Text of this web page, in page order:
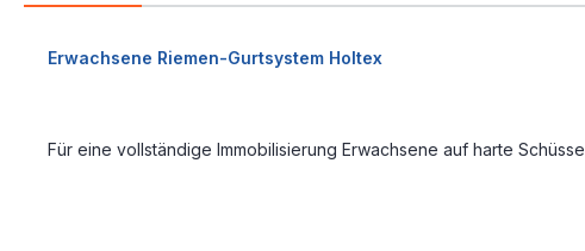
Erwachsene Riemen-Gurtsystem Holtex
Für eine vollständige Immobilisierung Erwachsene auf harte Schüsse